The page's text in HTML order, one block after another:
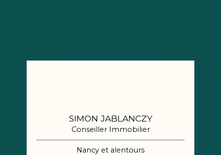
SIMON JABLANCZY
Conseiller Immobilier
Nancy et alentours